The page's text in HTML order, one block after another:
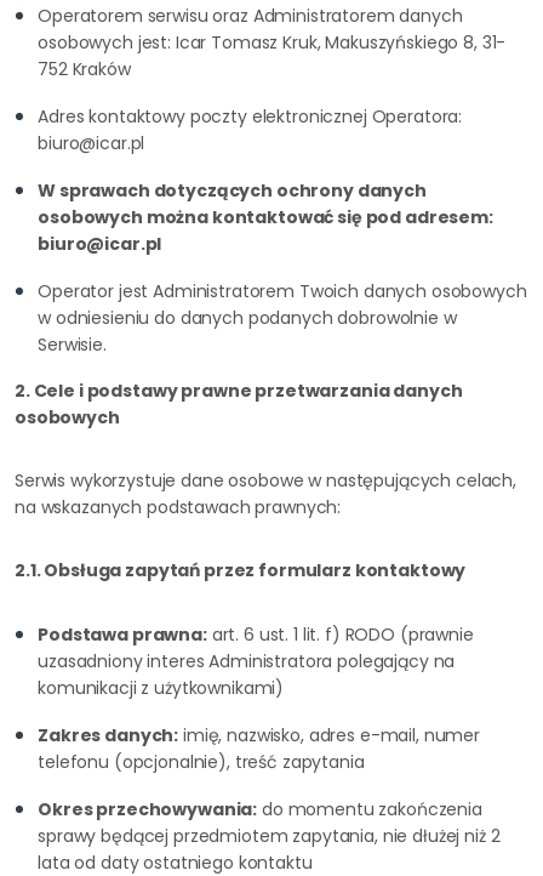
Operatorem serwisu oraz Administratorem danych
osobowych jest: Icar Tomasz Kruk, Makuszyńskiego 8, 31-
752 Kraków
Adres kontaktowy poczty elektronicznej Operatora:
biuro@icar.pl
W sprawach dotyczących ochrony danych
osobowych można kontaktować się pod adresem:
biuro@icar.pl
Operator jest Administratorem Twoich danych osobowych
w odniesieniu do danych podanych dobrowolnie w
Serwisie.
2. Cele i podstawy prawne przetwarzania danych
osobowych
Serwis wykorzystuje dane osobowe w następujących celach,
na wskazanych podstawach prawnych:
2.1. Obsługa zapytań przez formularz kontaktowy
Podstawa prawna:art. 6 ust. 1 lit. f) RODO (prawnie
uzasadniony interes Administratora polegający na
komunikacji z użytkownikami)
Zakres danych: imię, nazwisko, adres e-mail, numer
telefonu (opcjonalnie), treść zapytania
Okres przechowywania: do momentu zakończenia
sprawy będącej przedmiotem zapytania, nie dłużej niż 2
lata od daty ostatniego kontaktu